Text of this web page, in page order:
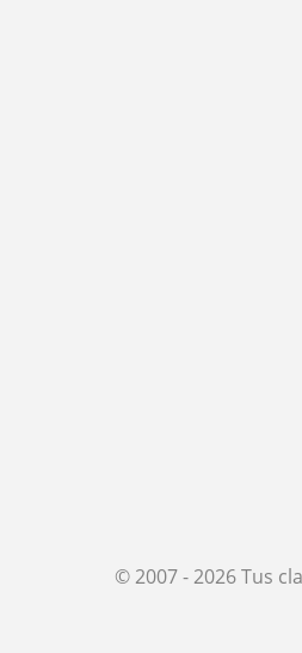
© 2007 - 2026 Tus